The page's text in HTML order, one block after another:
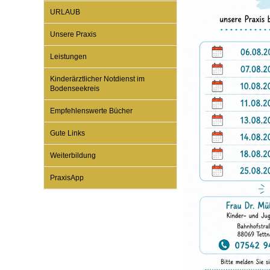
Häufige Fragen
Recht auf Impfung
Vorsorge- und
Hörlexikon
Material zu den
Broschüren und
Familienzeit
URLAUB
Unsere Praxis
Leistungen
Kinderärztlicher Notdienst im
Bodenseekreis
Empfehlenswerte Bücher
Gute Links
Weiterbildung
PraxisApp